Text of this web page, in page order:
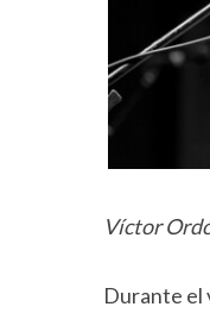
Víctor
Durante el